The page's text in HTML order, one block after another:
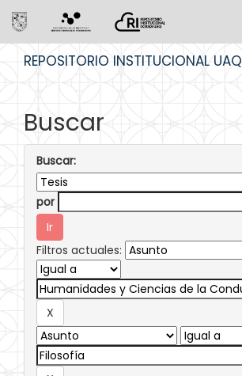
REPOSITORIO INSTITUCIONAL UAQ
Buscar
Buscar:
por
Filtros actuales: